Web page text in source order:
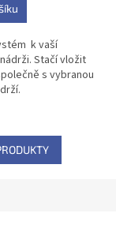
k vaší
Stačí vložit
s vybranou